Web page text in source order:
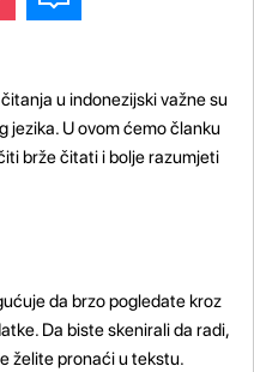
u indonezijski važne su
jezika. U ovom ćemo članku
brže čitati i bolje razumjeti
da brzo pogledate kroz
Da biste skenirali da radi,
želite pronaći u tekstu.